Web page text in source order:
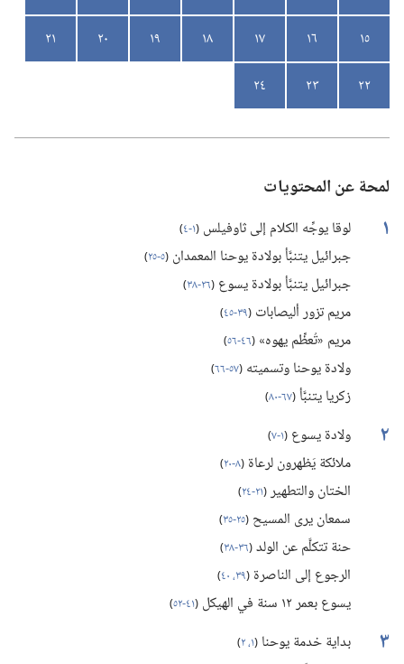
١٥
١٦ ١٧ ١٨ ١٩ ٢٠
٢١
٢٢
٢٣ ٢٤
لمحة عن المحتويات
١ لوقا يوجِّه الكلام إلى ثاوفيلس (‏١-‏٤ )‏
جبرائيل يتنبَّأ بولادة يوحنا المعمدان (‏٥-‏٢٥ )‏
جبرائيل يتنبَّأ بولادة يسوع (‏٢٦-‏٣٨ )‏
مريم تزور أليصابات (‏٣٩-‏٤٥ )‏
مريم «تُعظِّم يهوه» (‏٤٦-‏٥٦ )‏
ولادة يوحنا وتسميته (‏٥٧-‏٦٦ )‏
زكريا يتنبَّأ(‏٦٧-‏٨٠ )‏
٢ ولادة يسوع (‏١-‏٧ )‏
ملائكة يَظهرون لرعاة (‏٨-‏٢٠ )‏
الختان والتطهير(‏٢١-‏٢٤ )‏
سمعان يرى المسيح (‏٢٥-‏٣٥ )‏
حنة تتكلَّم عن الولد(‏٣٦-‏٣٨ )‏
الرجوع إلى الناصرة (‏٣٩،‏ ٤٠ )‏
يسوع بعمر ١٢ سنة في الهيكل (‏٤١-‏٥٢ )‏
٣ بداية خدمة يوحنا (‏١،‏ ٢ )‏